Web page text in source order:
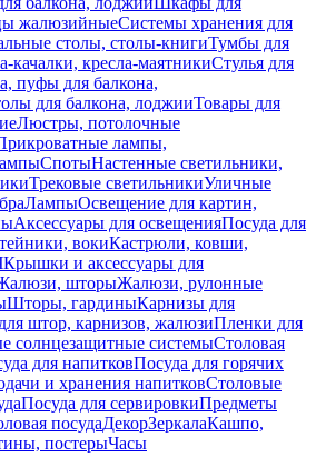
жалюзийныеСистемы хранения для
столы, столы-книгиТумбы для
качалки, кресла-маятникиСтулья для
пуфы для балкона,
для балкона, лоджииТовары для
Люстры, потолочные
лампы,
СпотыНастенные светильники,
Трековые светильникиУличные
ЛампыОсвещение для картин,
Аксессуары для освещенияПосуда для
вокиКастрюли, ковши,
Крышки и аксессуары для
шторыЖалюзи, рулонные
Шторы, гардиныКарнизы для
штор, карнизов, жалюзиПленки для
солнцезащитные системыСтоловая
для напитковПосуда для горячих
и хранения напитковСтоловые
Посуда для сервировкиПредметы
посудаДекорЗеркалаКашпо,
постерыЧасы